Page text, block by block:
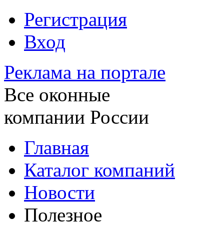
Регистрация
Вход
Реклама на портале
Все оконные
компании России
Главная
Каталог компаний
Новости
Полезное